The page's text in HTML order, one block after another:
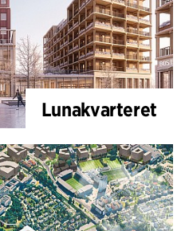
Lunakvarteret